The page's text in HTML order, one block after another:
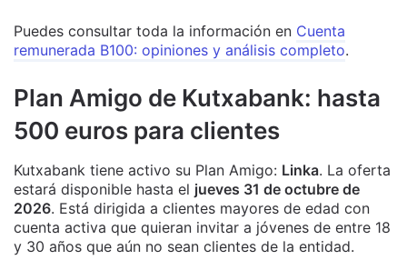
Puedes consultar toda la información en Cuenta
remunerada B100: opiniones y análisis completo.
Plan Amigo de Kutxabank: hasta
500 euros para clientes
Kutxabank tiene activo su Plan Amigo: Linka. La oferta
estará disponible hasta el jueves 31 de octubre de
2026. Está dirigida a clientes mayores de edad con
cuenta activa que quieran invitar a jóvenes de entre 18
y 30 años que aún no sean clientes de la entidad.